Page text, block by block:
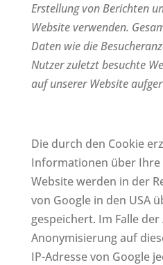
Erstellung von Berichten
Website verwenden.
Daten wie die
Nutzer zuletzt besuchte
auf unserer Website
Die durch den Cookie
Informationen über Ihre
Website werden in der
von Google in den USA
gespeichert. Im Falle
Anonymisierung auf
IP-Adresse von Google